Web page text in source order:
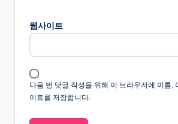
웹사이트
다음 번 댓글 작성을 위해 이 브라우저에 이름,
이트를 저장합니다.